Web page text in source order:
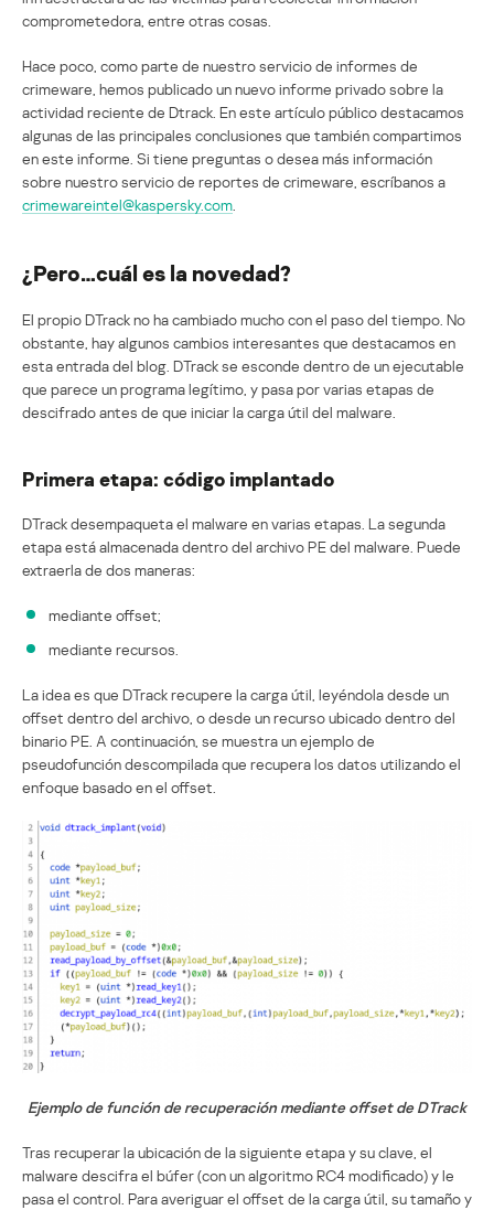
comprometedora, entre otras cosas.
Hace poco, como parte de nuestro servicio de informes de
crimeware, hemos publicado un nuevo informe privado sobre la
actividad reciente de Dtrack. En este artículo público destacamos
algunas de las principales conclusiones que también compartimos
en este informe. Si tiene preguntas o desea más información
sobre nuestro servicio de reportes de crimeware, escríbanos a
crimewareintel@kaspersky.com
¿Pero…cuál es la novedad?
El propio DTrack no ha cambiado mucho con el paso del tiempo. No
obstante, hay algunos cambios interesantes que destacamos en
esta entrada del blog. DTrack se esconde dentro de un ejecutable
que parece un programa legítimo, y pasa por varias etapas de
descifrado antes de que iniciar la carga útil del malware.
Primera etapa: código implantado
DTrack desempaqueta el malware en varias etapas. La segunda
etapa está almacenada dentro del archivo PE del malware. Puede
extraerla de dos maneras:
mediante offset;
mediante recursos.
La idea es que DTrack recupere la carga útil, leyéndola desde un
offset dentro del archivo, o desde un recurso ubicado dentro del
binario PE. A continuación, se muestra un ejemplo de
pseudofunción descompilada que recupera los datos utilizando el
enfoque basado en el offset.
Ejemplo de función de recuperación mediante offset de DTrack
Tras recuperar la ubicación de la siguiente etapa y su clave, el
malware descifra el búfer (con un algoritmo RC4 modificado) y le
pasa el control. Para averiguar el offset de la carga útil, su tamaño y